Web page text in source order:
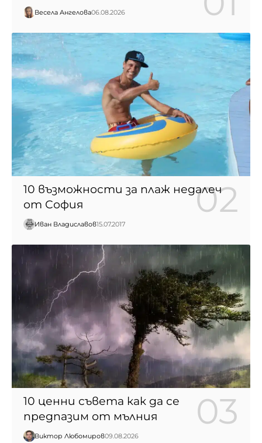
Весела Ангелова06.08.2026
10 възможности за плаж недалеч
от София
Иван Владиславов15.07.2017
10 ценни съвета как да се
предпазим от мълния
Виктор Любомиров09.08.2026